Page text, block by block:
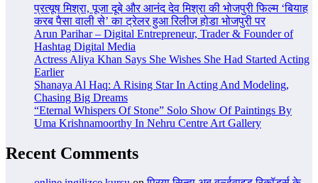
प्रत्यूष मिश्रा, पूजा दूबे और आनंद देव मिश्रा की भोजपुरी फिल्म ‘बियाह
करब पैसा वाली से’ का ट्रेलर हुआ रिलीज होडा भोजपुरी पर
Arun Parihar – Digital Entrepreneur, Trader & Founder of
Hashtag Digital Media
Actress Aliya Khan Says She Wishes She Had Started Acting
Earlier
Shanaya Al Haq: A Rising Star In Acting And Modeling,
Chasing Big Dreams
“Eternal Whispers Of Stone” Solo Show Of Paintings By
Uma Krishnamoorthy In Nehru Centre Art Gallery
Recent Comments